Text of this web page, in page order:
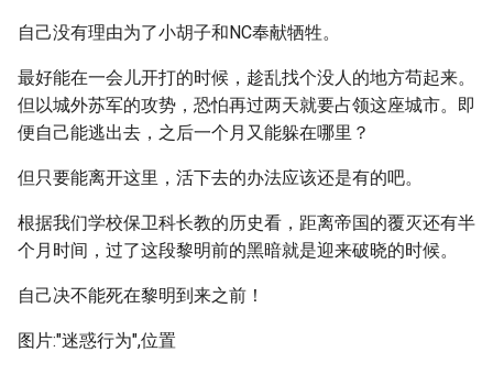
自己没有理由为了小胡子和NC奉献牺牲。
最好能在一会儿开打的时候，趁乱找个没人的地方苟起来。
但以城外苏军的攻势，恐怕再过两天就要占领这座城市。即
便自己能逃出去，之后一个月又能躲在哪里？
但只要能离开这里，活下去的办法应该还是有的吧。
根据我们学校保卫科长教的历史看，距离帝国的覆灭还有半
个月时间，过了这段黎明前的黑暗就是迎来破晓的时候。
自己决不能死在黎明到来之前！
图片:"迷惑行为",位置